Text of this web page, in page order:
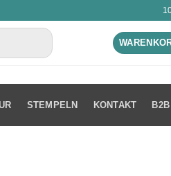
STEMPELN KONTAKT B2B